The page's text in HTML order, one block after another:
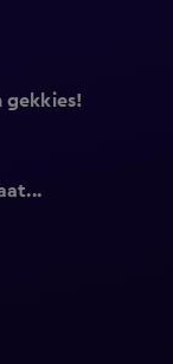
gekkies!